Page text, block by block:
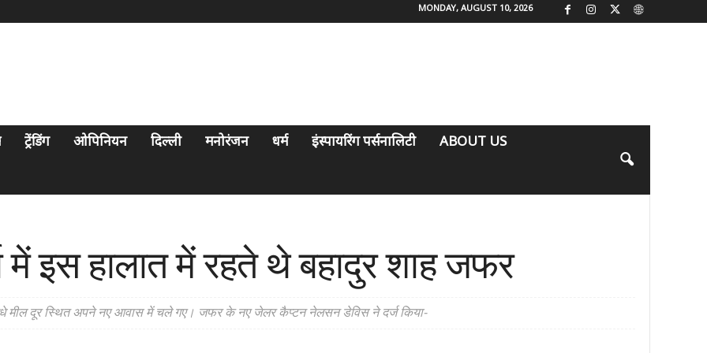
MONDAY, AUGUST 10, 2026
ट्रेंडिंग ओपिनियन दिल्ली मनोरंजन धर्म इंस्पायरिंग पर्सनालिटी
ABOUT US
में इस हालात में रहते थे बहादुर शाह जफर
मील दूर स्थित अपने नए आवास में चले गए। जफर के नए जेलर कैप्टन नेलसन डेविस ने दर्ज किया-